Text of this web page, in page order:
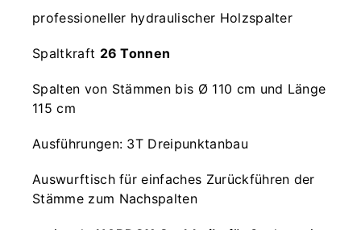
professioneller hydraulischer Holzspalter
Spaltkraft 26 Tonnen
Spalten von Stämmen bis Ø 110 cm und Länge
115 cm
Ausführungen: 3T Dreipunktanbau
Auswurftisch für einfaches Zurückführen der
Stämme zum Nachspalten